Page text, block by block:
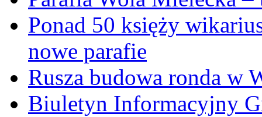
Ponad 50 księży
nowe parafie
Rusza budowa ronda w
Biuletyn Informacyjny